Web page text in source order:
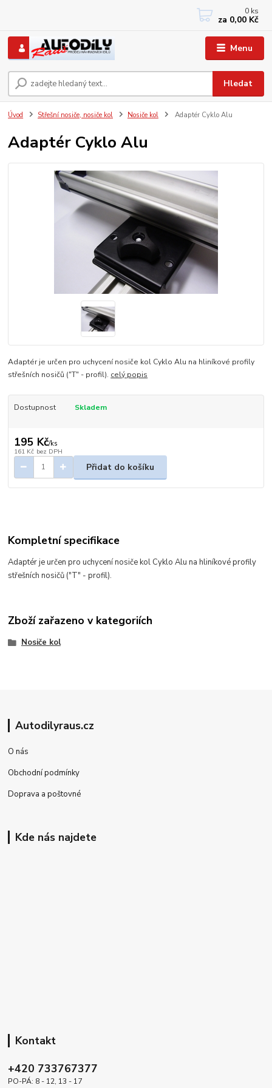
Menu
Hledat
+420 733767377
PO-PÁ: 8 - 12, 13 - 17
0 ks
za 0,00 Kč
Úvod Střešní nosiče, nosiče kol Nosiče kol Adaptér Cyklo Alu
Adaptér Cyklo Alu
Adaptér je určen pro uchycení nosiče kol Cyklo Alu na hliníkové profily
střešních nosičů ("T" - profil). celý popis
Dostupnost Skladem
195 Kč/ks
161 Kč bez DPH
Přidat do košíku
Kompletní specifikace
Adaptér je určen pro uchycení nosiče kol Cyklo Alu na hliníkové profily
střešních nosičů ("T" - profil).
Zboží zařazeno v kategoriích
Nosiče kol
Autodilyraus.cz
O nás
Obchodní podmínky
Doprava a poštovné
Kde nás najdete
Kontakt
+420 733767377
PO-PÁ: 8 - 12, 13 - 17